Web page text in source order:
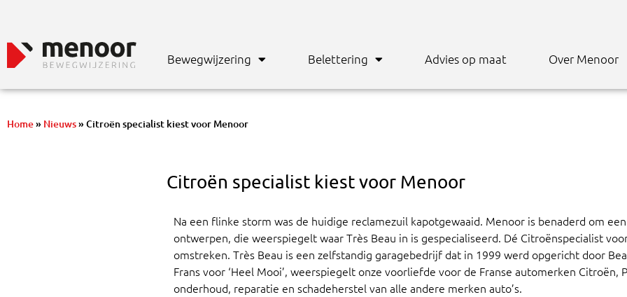
Bewegwijzering Belettering Advies op maat Over Menoor
Home» Nieuws» Citroën specialist kiest voor Menoor
Citroën specialist kiest voor Menoor
Na een flinke storm was de huidige reclamezuil kapotgewaaid. Menoor is benaderd om
ontwerpen, die weerspiegelt waar Très Beau in is gespecialiseerd. Dé Citroënspecialist
omstreken. Très Beau is een zelfstandig garagebedrijf dat in 1999 werd opgericht door
Frans voor ‘Heel Mooi’, weerspiegelt onze voorliefde voor de Franse automerken Citroën,
onderhoud, reparatie en schadeherstel van alle andere merken auto’s.